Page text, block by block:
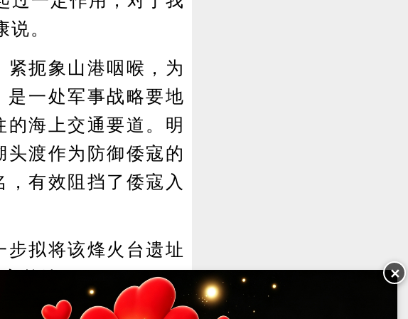
。
扼象山港咽喉，为
是一处军事战略要地
海上交通要道。明
渡作为防御倭寇的
有效阻挡了倭寇入
拟将该烽火台遗址
✕